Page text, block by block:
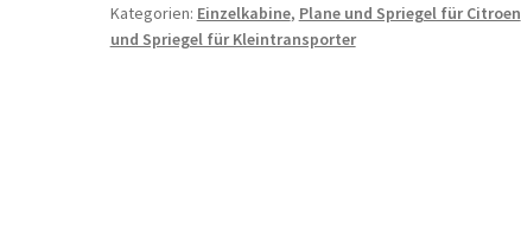
L1
EK
Kategorien: Einzelkabine, Plane und Spriegel für Citroen
und Spriegel für Kleintransporter